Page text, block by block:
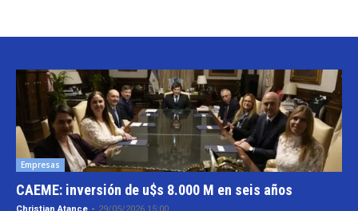
Empresas
CAEME: inversión de u$s 8.000 M en seis años